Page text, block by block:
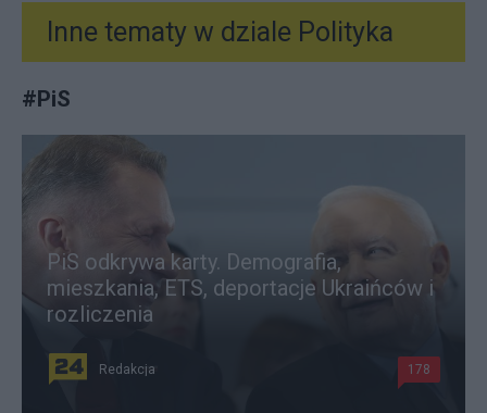
Inne tematy w dziale Polityka
#PiS
PiS odkrywa karty. Demografia,
mieszkania, ETS, deportacje Ukraińców i
rozliczenia
Redakcja 178